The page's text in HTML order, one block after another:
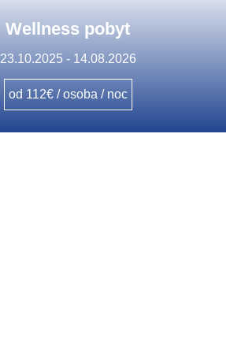
Wellness pobyt
23.10.2025 - 14.08.2026
od 112€ / osoba / noc